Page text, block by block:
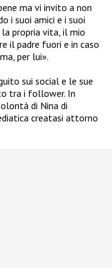
ma vi invito a non
i suoi amici e i suoi
propria vita, il mio
il padre fuori e in caso
per lui».
sui social e le sue
tra i follower. In
di Nina di
creatasi attorno